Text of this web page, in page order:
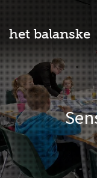
het balanske